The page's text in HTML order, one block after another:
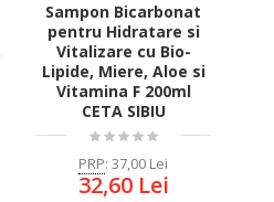
Sampon Bicarbonat
pentru Hidratare si
Vitalizare cu Bio-
Lipide, Miere, Aloe si
Vitamina F 200ml
CETA SIBIU
PRP:37,00 Lei
32,60 Lei